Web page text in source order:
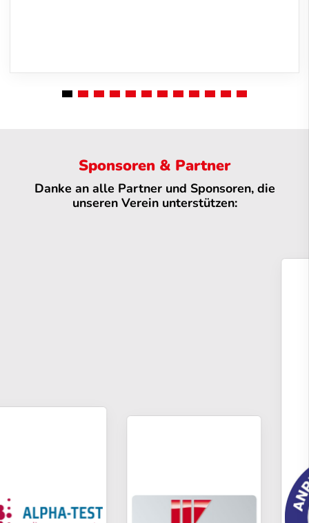
Sponsoren & Partner
Danke an alle Partner und Sponsoren, die
unseren Verein unterstützen: